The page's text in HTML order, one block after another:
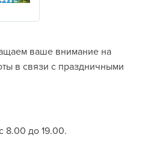
ваше внимание на
в связи с праздничными
8.00 до 19.00.